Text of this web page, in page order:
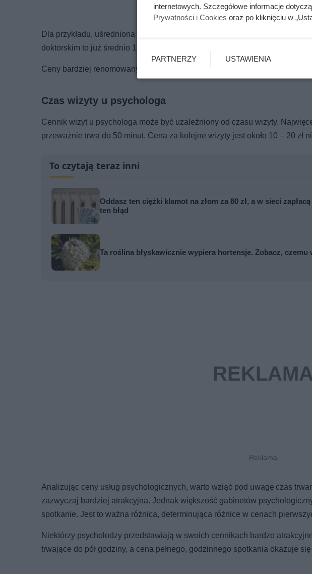
Dla przykładu, uśredniona cena konsultacji psychologicznej wynosi 110 zł.
doktorskim to już średnio 140 zł.
Ceny bardziej renomowanych, posiadających najlepsze opinie
Czas wizyty u psychologa
Cennik wizyt u psychologa może być uzależniony od czasu wizyty.
przeważnie trwa do 50 minut. Cena za kolejne wizyty jest około 10 – 20 zł
To czytają teraz inni
Oddasz ten ciężki klamot na złom za 80 zł, a w sieci
ten błąd
Ta roślina błyskawicznie wypiera hortensje. Zobacz, czemu
Analizując ceny usług psychologicznych, warto wziąć pod uwagę czas
zazwyczaj bardziej atrakcyjna. Jednak większość gabinetów
spotkanie. Jest to ważna różnica, determinująca różnice w cenach
Niektórzy psycholodzy przedstawiają w swoich cennikach bardzo
trwające do pół godziny, a cena pełnego, godzinnego spotkania okazuje
internetowych. Szczegółowe informacje
Prywatności i Cookies oraz po kliknięciu w
PARTNERZY USTAWIENIA